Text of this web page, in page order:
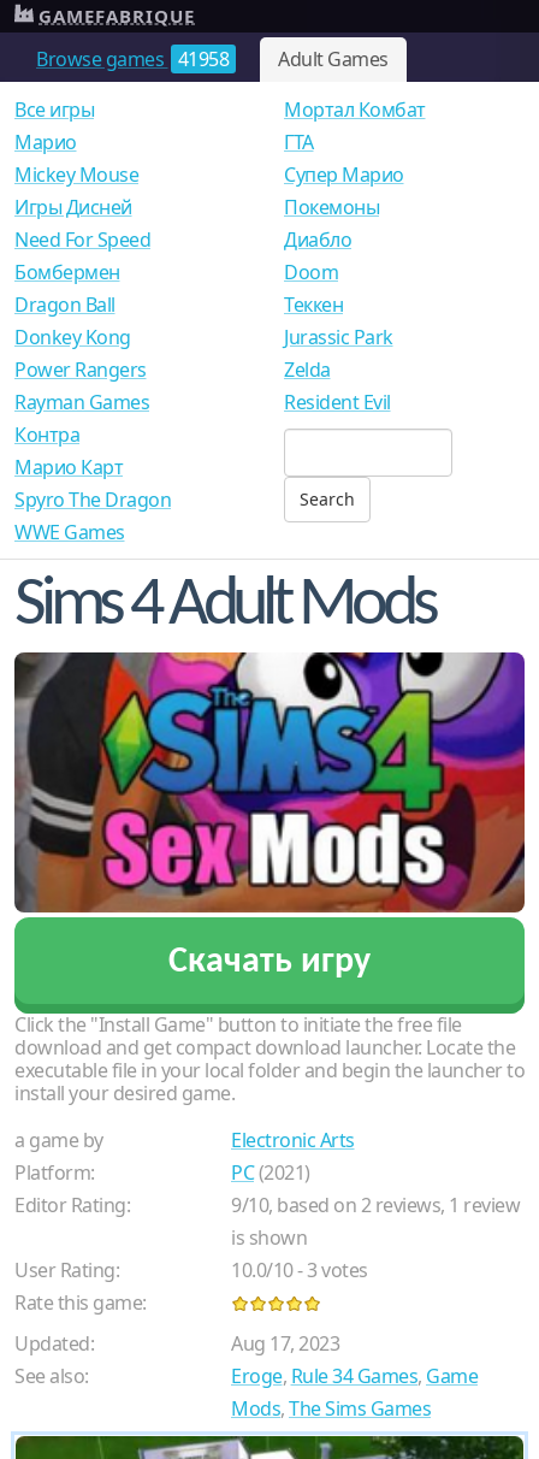
Browse games 41958 Adult Games
GAMEFABRIQUE
Все игры
Mарио
Mickey Mouse
Игры Дисней
Need For Speed
Мортал Комбат
ГТА
Супер Марио
Покемоны
Диабло
Бомбермен
Dragon Ball
Donkey Kong
Power Rangers
Rayman Games
Doom
Теккен
Jurassic Park
Zelda
Resident Evil
Контра
Марио Карт
Spyro The Dragon
WWE Games
Sims 4 Adult Mods
Скачать игру
Click the "Install Game" button to initiate the free file
download and get compact download launcher. Locate the
executable file in your local folder and begin the launcher to
install your desired game.
a game by
Electronic Arts
Platform:
PC(2021)
Editor Rating:
9/10, based on2reviews, 1 review
is shown
User Rating:
10.0/10-3votes
Rate this game:
Updated:
Aug 17, 2023
See also:
Eroge, Rule 34 Games, Game
Mods,The Sims Games